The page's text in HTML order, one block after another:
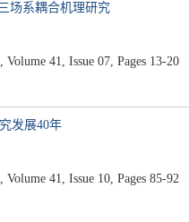
场系耦合机理研究
41, Issue 07, Pages 13-20
发展40年
41, Issue 10, Pages 85-92